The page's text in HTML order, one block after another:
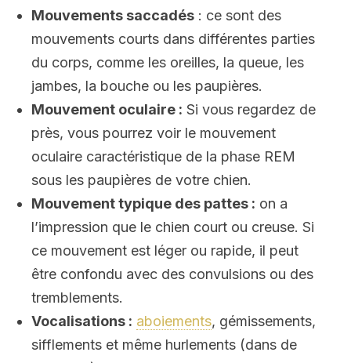
Mouvements saccadés : ce sont des
mouvements courts dans différentes parties
du corps, comme les oreilles, la queue, les
jambes, la bouche ou les paupières.
Mouvement oculaire : Si vous regardez de
près, vous pourrez voir le mouvement
oculaire caractéristique de la phase REM
sous les paupières de votre chien.
Mouvement typique des pattes : on a
l’impression que le chien court ou creuse. Si
ce mouvement est léger ou rapide, il peut
être confondu avec des convulsions ou des
tremblements.
Vocalisations : aboiements, gémissements,
sifflements et même hurlements (dans de